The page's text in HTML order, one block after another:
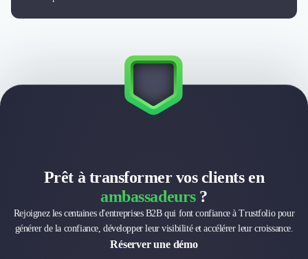
Prêt à transformer vos clients en
ambassadeurs?
Rejoignez les centaines d'entreprises B2B qui font confiance à Trustfolio pour
générer de la confiance, développer leur visibilité et accélérer leur croissance.
Réserver une démo